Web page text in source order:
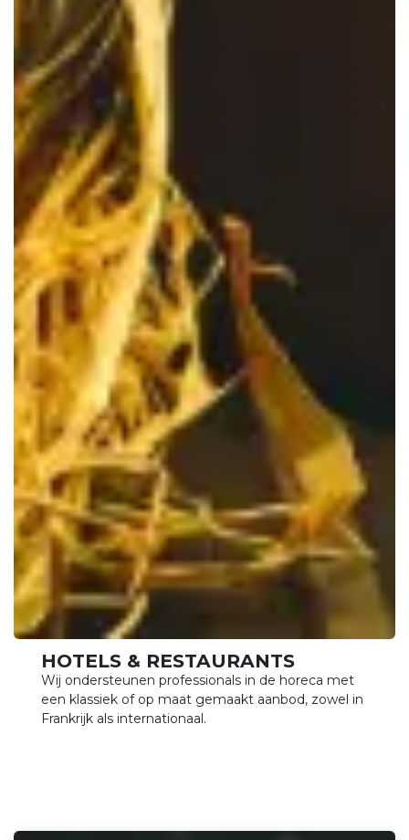
HOTELS & RESTAURANTS
Wij ondersteunen professionals in de horeca met
een klassiek of op maat gemaakt aanbod, zowel in
Frankrijk als internationaal.